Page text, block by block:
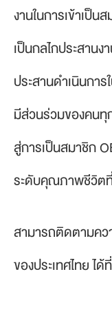
งานในการเข้าเป็น
เป็นกลไกประสาน
ประสานดำเนินกา
มีส่วนร่วมของคนทุ
สู่การเป็นสมาชิก
ระดับคุณภาพชีวิต
สามารถติดตามคว
ของประเทศไทย ได้ที่